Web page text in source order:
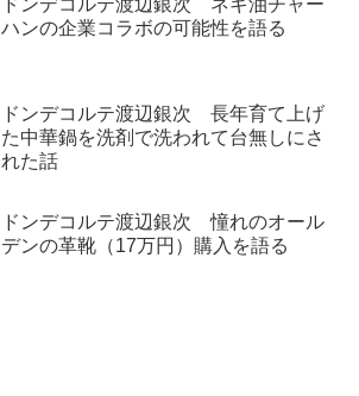
ドンデコルテ渡辺銀次 ネギ油チャー
ハンの企業コラボの可能性を語る
ドンデコルテ渡辺銀次 長年育て上げ
た中華鍋を洗剤で洗われて台無しにさ
れた話
ドンデコルテ渡辺銀次 憧れのオール
デンの革靴（17万円）購入を語る